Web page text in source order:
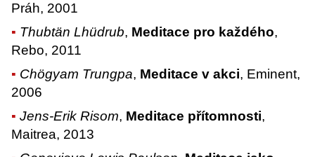
Práh, 2001
Thubtän Lhüdrub, Meditace pro každého,
Rebo, 2011
Chögyam Trungpa, Meditace v akci, Eminent,
2006
Jens-Erik Risom, Meditace přítomnosti,
Maitrea, 2013